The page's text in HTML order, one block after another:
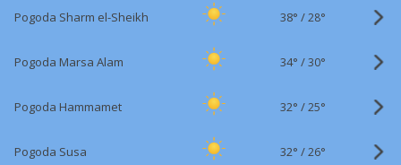
Pogoda Sharm el-Sheikh 38° /28°
Pogoda Marsa Alam 34° /30°
Pogoda Hammamet 32° /25°
Pogoda Susa 32° /26°